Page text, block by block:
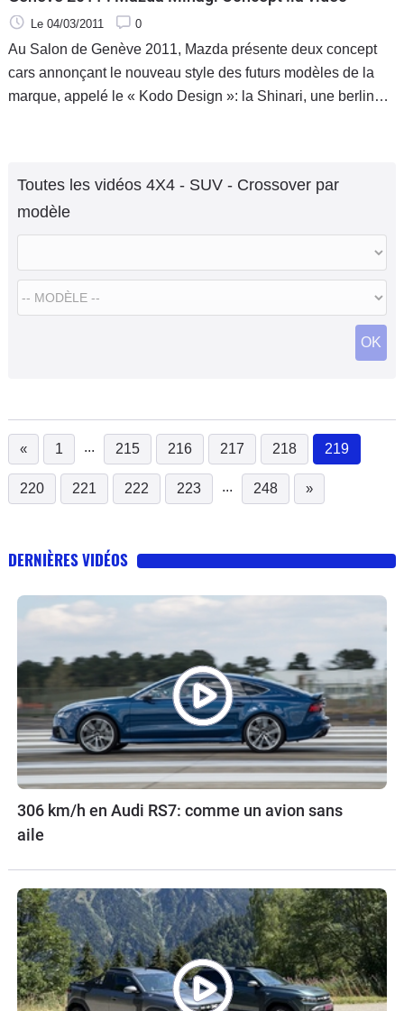
Le 04/03/2011 0
Au Salon de Genève 2011, Mazda présente deux concept
cars annonçant le nouveau style des futurs modèles de la
marque, appelé le « Kodo Design »: la Shinari, une berline,
Toutes les vidéos 4X4 - SUV - Crossover par
modèle
OK
« 1 ... 215 216 217 218 219
220
221 222 223 ... 248 »
DERNIÈRES VIDÉOS
306 km/h en Audi RS7: comme un avion sans
aile